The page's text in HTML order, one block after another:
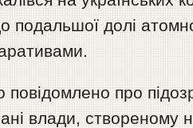
подальшої долі
повідомлено про
влади, створеному